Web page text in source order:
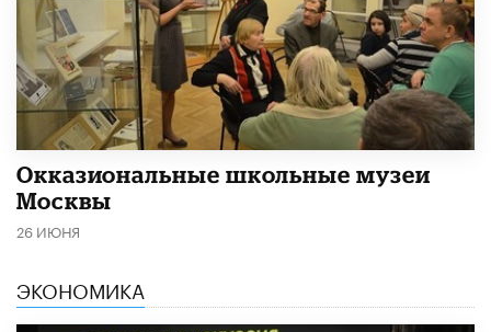
​Окказиональные школьные музеи
Москвы
26 ИЮНЯ
ЭКОНОМИКА